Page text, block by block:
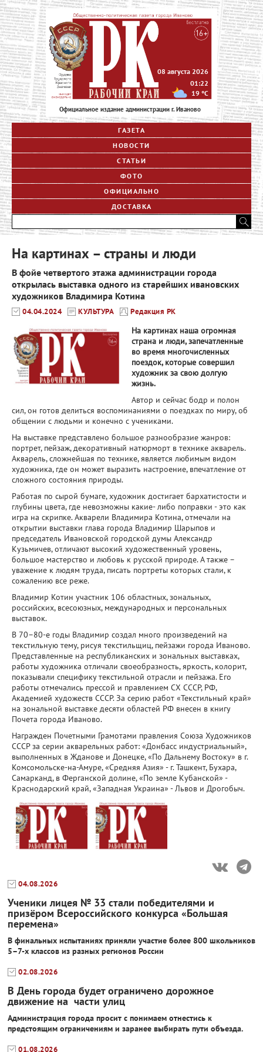
Официальное издание администрации г. Иваново
08 августа 2026
01:22
19 °C
ГАЗЕТА
НОВОСТИ
СТАТЬИ
ФОТО
ОФИЦИАЛЬНО
ДОСТАВКА
На картинах – страны и люди
В фойе четвертого этажа администрации города
открылась выставка одного из старейших ивановских
художников Владимира Котина
04.04.2024 КУЛЬТУРА Редакция РК
На картинах наша огромная
страна и люди, запечатленные
во время многочисленных
поездок, которые совершил
художник за свою долгую
жизнь.
Автор и сейчас бодр и полон
сил, он готов делиться воспоминаниями о поездках по миру, об
общении с людьми и конечно с учениками.
На выставке представлено большое разнообразие жанров:
портрет, пейзаж, декоративный натюрморт в технике акварель.
Акварель, сложнейшая по технике, является любимым видом
художника, где он может выразить настроение, впечатление от
сложного состояния природы.
Работая по сырой бумаге, художник достигает бархатистости и
глубины цвета, где невозможны какие- либо поправки - это как
игра на скрипке. Акварели Владимира Котина, отмечали на
открытии выставки глава города Владимир Шарыпов и
председатель Ивановской городской думы Александр
Кузьмичев, отличают высокий художественный уровень,
большое мастерство и любовь к русской природе. А также –
уважение к людям труда, писать портреты которых стали, к
сожалению все реже.
Владимир Котин участник 106 областных, зональных,
российских, всесоюзных, международных и персональных
выставок.
В 70–80-е годы Владимир создал много произведений на
текстильную тему, рисуя текстильщиц, пейзажи города Иваново.
Представленные на республиканских и зональных выставках,
работы художника отличали своеобразность, яркость, колорит,
показывали специфику текстильной отрасли и пейзажа. Его
работы отмечались прессой и правлением СХ СССР, РФ,
Академией художеств CCCP. За серию работ «Текстильный край»
на зональной выставке десяти областей РФ внесен в книгу
Почета города Иваново.
Награжден Почетными Грамотами правления Союза Художников
СССР за серии акварельных работ: «Донбасс индустриальный»,
выполненных в Жданове и Донецке, «По Дальнему Востоку» в г.
Комсомольске-на-Амуре, «Средняя Азия» - г. Ташкент, Бухара,
Самарканд, в Ферганской долине, «По земле Кубанской» -
Краснодарский край, «Западная Украина» - Львов и Дрогобыч.
04.08.2026
Ученики лицея № 33 стали победителями и
призёром Всероссийского конкурса «Большая
перемена»
В финальных испытаниях приняли участие более 800 школьников
5–7-х классов из разных регионов России
02.08.2026
В День города будет ограничено дорожное
движение на части улиц
Администрация города просит с понимаем отнестись к
предстоящим ограничениям и заранее выбирать пути объезда.
01.08.2026